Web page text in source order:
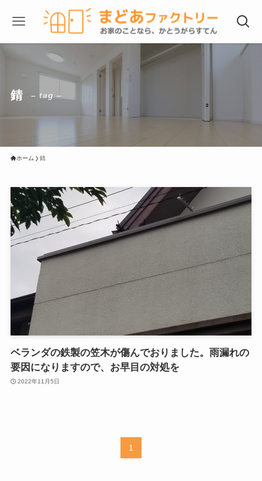
錆 – tag –
ホーム 錆
ベランダの鉄製の笠木が傷んでおりました。雨漏れの
要因になりますので、お早目の対処を
2022年11月5日
1